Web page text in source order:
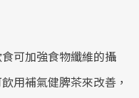
可加強食物纖維的攝
用補氣健脾茶來改善，